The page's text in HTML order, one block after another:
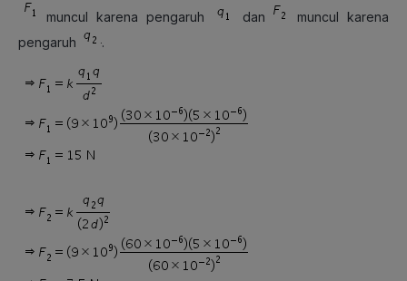
muncul karena pengaruh dan
muncul karena
pengaruh
.